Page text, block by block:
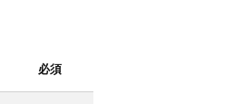
必須